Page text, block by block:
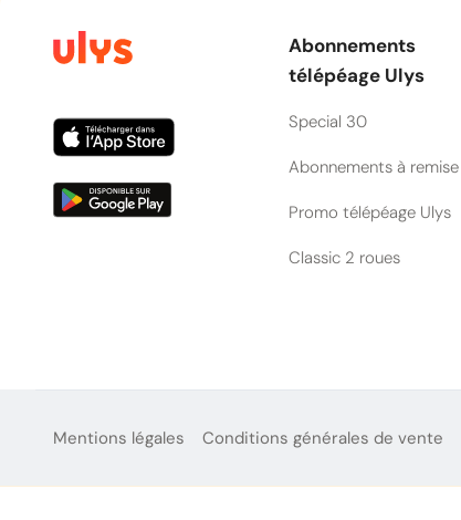
Abonnements
télépéage Ulys
Special 30
Abonnements à remise
Promo télépéage Ulys
Classic 2 roues
Mentions légales Conditions générales de vente